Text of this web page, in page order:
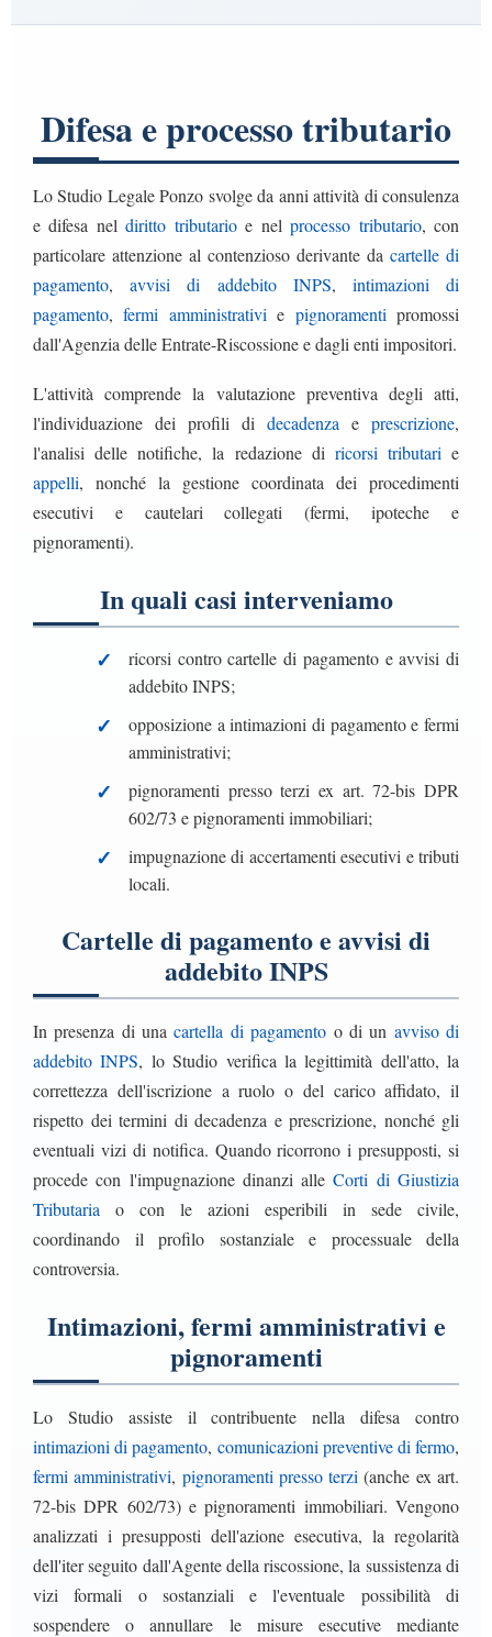
Difesa e processo tributario
Lo Studio Legale Ponzo svolge da anni attività di consulenza
e difesa neldiritto tributarioe nelprocesso tributario, con
particolare attenzione al contenzioso derivante da cartelle di
pagamento,avvisi di addebito INPS, intimazioni di
pagamento,fermi amministrativi e pignoramenti promossi
dall'Agenzia delle Entrate-Riscossione e dagli enti impositori.
L'attività comprende la valutazione preventiva degli atti,
l'individuazione dei profili di decadenza e prescrizione,
l'analisi delle notifiche, la redazione di ricorsi tributari e
appelli, nonché la gestione coordinata dei procedimenti
esecutivi e cautelari collegati (fermi, ipoteche e
pignoramenti).
In quali casi interveniamo
ricorsi contro cartelle di pagamento e avvisi di
addebito INPS;
opposizione a intimazioni di pagamento e fermi
amministrativi;
pignoramenti presso terzi ex art. 72-bis DPR
602/73 e pignoramenti immobiliari;
impugnazione di accertamenti esecutivi e tributi
locali.
Cartelle di pagamento e avvisi di
addebito INPS
In presenza di unacartella di pagamento o di un avviso di
addebito INPS, lo Studio verifica la legittimità dell'atto, la
correttezza dell'iscrizione a ruolo o del carico affidato, il
rispetto dei termini di decadenza e prescrizione, nonché gli
eventuali vizi di notifica. Quando ricorrono i presupposti, si
procede con l'impugnazione dinanzi alleCorti di Giustizia
Tributaria o con le azioni esperibili in sede civile,
coordinando il profilo sostanziale e processuale della
controversia.
Intimazioni, fermi amministrativi e
pignoramenti
Lo Studio assiste il contribuente nella difesa contro
intimazioni di pagamento, comunicazioni preventive di fermo,
fermi amministrativi, pignoramenti presso terzi (anche ex art.
72-bis DPR 602/73) e pignoramenti immobiliari. Vengono
analizzati i presupposti dell'azione esecutiva, la regolarità
dell'iter seguito dall'Agente della riscossione, la sussistenza di
vizi formali o sostanziali e l'eventuale possibilità di
sospendere o annullare le misure esecutive mediante